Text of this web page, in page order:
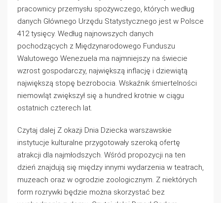
pracownicy przemysłu spożywczego, których według
danych Głównego Urzędu Statystycznego jest w Polsce
412 tysięcy. Według najnowszych danych
pochodzących z Międzynarodowego Funduszu
Walutowego Wenezuela ma najmniejszy na świecie
wzrost gospodarczy, największą inflację i dziewiątą
największą stopę bezrobocia. Wskaźnik śmiertelności
niemowląt zwiększył się a hundred krotnie w ciągu
ostatnich czterech lat.
Czytaj dalej Z okazji Dnia Dziecka warszawskie
instytucje kulturalne przygotowały szeroką ofertę
atrakcji dla najmłodszych. Wśród propozycji na ten
dzień znajdują się między innymi wydarzenia w teatrach,
muzeach oraz w ogrodzie zoologicznym. Z niektórych
form rozrywki będzie można skorzystać bez